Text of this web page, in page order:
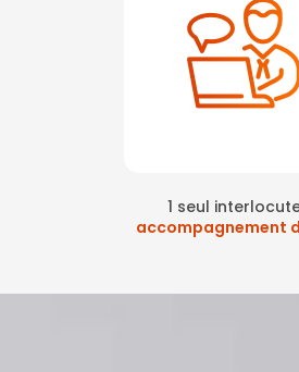
1 seul
accompagnement